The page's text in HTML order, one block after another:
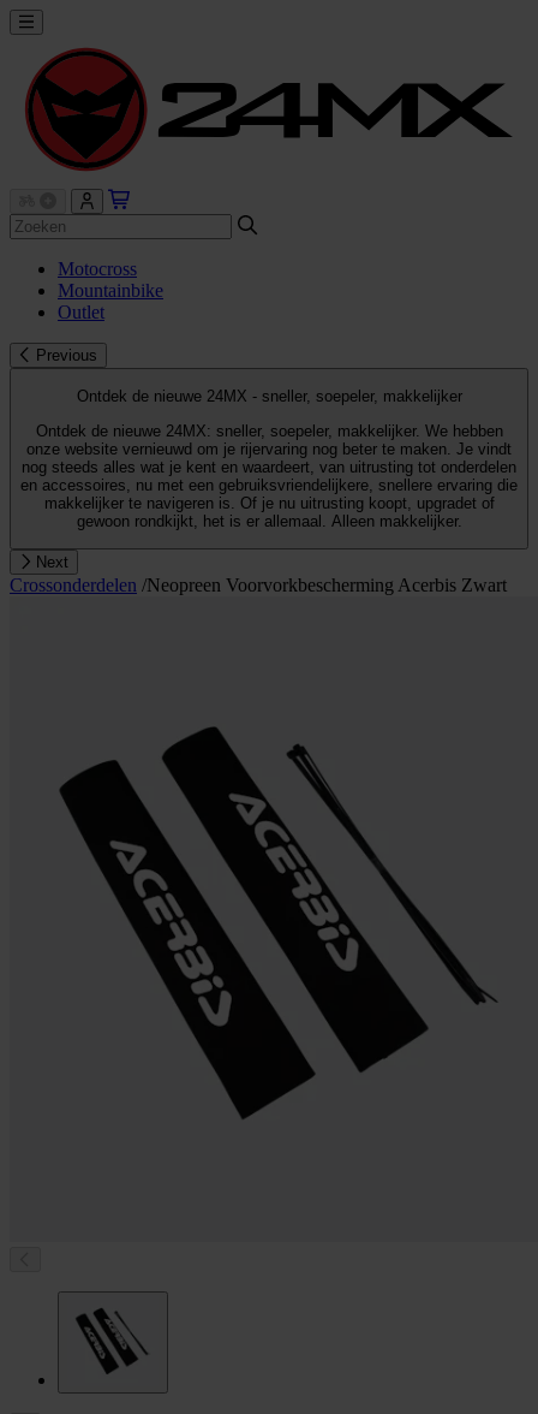
Motocross
Mountainbike
Outlet
Previous
Ontdek de nieuwe 24MX - sneller, soepeler, makkelijker
Ontdek de nieuwe 24MX: sneller, soepeler, makkelijker. We hebben
onze website vernieuwd om je rijervaring nog beter te maken. Je vindt
nog steeds alles wat je kent en waardeert, van uitrusting tot onderdelen
en accessoires, nu met een gebruiksvriendelijkere, snellere ervaring die
makkelijker te navigeren is. Of je nu uitrusting koopt, upgradet of
gewoon rondkijkt, het is er allemaal. Alleen makkelijker.
Next
Crossonderdelen /Neopreen Voorvorkbescherming Acerbis Zwart